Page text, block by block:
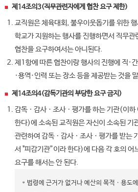
제14조의3(직무관련자에게 협찬 요구 제한)
교직원은 체육대회, 불우이웃돕기를 위한
학교가 지원하는 행사를 진행하면서 직무관
협찬을 요구하여서는 아니된다.
제1항에 따른 협찬이랑 행사의 진행에 직·
·용역·인력 또는 장소 등을 제공받는 것을
제14조의4(감독기관의 부당한 요구 금지)
감독ㆍ감사ㆍ조사ㆍ평가를 하는 기관(이하
한다)에 소속된 교직원은 자신이 소속된 기
관련하여 감독ㆍ감사ㆍ조사ㆍ평가를 받는
서 "피감기관”이라 한다)에 다음 각 호의 어
요구를 해서는 안 된다.
법령에 근거가 없거나 예산의 목적ㆍ용도